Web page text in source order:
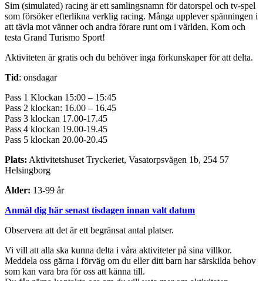
Sim (simulated) racing är ett samlingsnamn för datorspel och tv-spel
som försöker efterlikna verklig racing. Många upplever spänningen i
att tävla mot vänner och andra förare runt om i världen. Kom och
testa Grand Turismo Sport!
Aktiviteten är gratis och du behöver inga förkunskaper för att delta.
Tid: onsdagar
Pass 1 Klockan 15:00 – 15:45
Pass 2 klockan: 16.00 – 16.45
Pass 3 klockan 17.00-17.45
Pass 4 klockan 19.00-19.45
Pass 5 klockan 20.00-20.45
Plats: Aktivitetshuset Tryckeriet, Vasatorpsvägen 1b, 254 57
Helsingborg
Ålder: 13-99 år
Anmäl dig här senast tisdagen innan valt datum
Observera att det är ett begränsat antal platser.
Vi vill att alla ska kunna delta i våra aktiviteter på sina villkor.
Meddela oss gärna i förväg om du eller ditt barn har särskilda behov
som kan vara bra för oss att känna till.